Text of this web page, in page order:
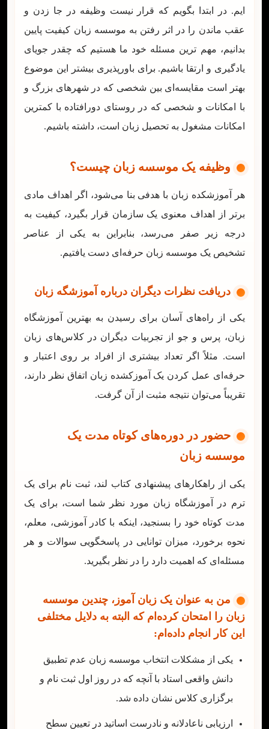
ایم. در ابتدا بگویم که قرار نیست وظیفه در جا زدن و
عقب ماندن را در اثر رفتن به موسسه زبان کیفیت پایین
بدانیم، مهم ترین مسئله خود ما هستیم که چقدر جویای
یادگیری و ارتقا باشیم. برای باورپذیری بیشتر این موضوع
بهتر است مقایسه‌ای بین شخصی که در شهرهای بزرگ و
با امکانات و شخصی که در روستای دورافتاده با کمترین
امکانات مشغول به تحصیل زبان است، داشته باشیم.
وظیفه یک موسسه زبان چیست؟
هر آموزشکده زبان با هدفی بنا می‌شود، اگر اهداف مادی
برتر از اهداف معنوی یک سازمان قرار بگیرد، کیفیت به
درجه زیر صفر می‌رسد، بنابراین به یکی از عناصر
تشخیص یک موسسه زبان حرفه‌ای دست یافتیم.
دریافت نظرات دیگران درباره آموزشگه زبان
یکی از راه‌های آسان برای رسیدن به بهترین آموزشگاه
زبان، پرس و جو از تجربیات دیگران در کلاس‌های زبان
است. مثلاً اگر تعداد بیشتری از افراد بر روی اعتبار و
حرفه‌ای عمل کردن یک آموزکشده زبان اتفاق نظر دارند،
تقریباً می‌توان نتیجه مثبت از آن گرفت.
حضور در دوره‌های کوتاه مدت یک
موسسه زبان
یکی از راهکارهای پیشنهادی کتاب لند، ثبت نام برای یک
ترم در آموزشگاه زبان مورد نظر شما است، برای یک
مدت کوتاه خود را بسنجید، اینکه با کادر آموزشی، معلم،
نحوه برخورد، میزان توانایی در پاسخگویی سوالات و هر
مسئله‌ای که اهمیت دارد را در نظر بگیرید.
من به عنوان یک زبان آموز، چندین موسسه
زبان را امتحان کرده‌ام که البته به دلایل مختلفی
این کار انجام داده‌ام:
یکی از مشکلات انتخاب موسسه زبان عدم تطبیق
دانش واقعی استاد با آنچه که در روز اول ثبت نام و
برگزاری کلاس نشان داده شد.
ارزیابی ناعادلانه و نادرست اساتید در تعیین سطح